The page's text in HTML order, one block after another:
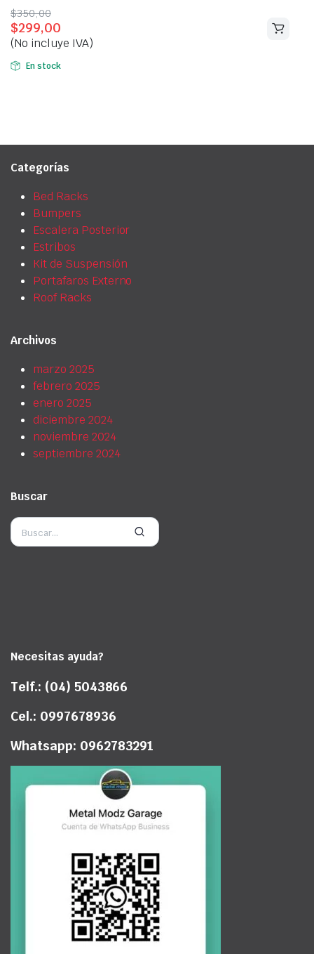
$350,00
Original
price
was:
$350,00.
$299,00
Current
price
is:
$299,00.
(No incluye IVA)
En stock
Categorías
Bed Racks
Bumpers
Escalera Posterior
Estribos
Kit de Suspensión
Portafaros Externo
Roof Racks
Archivos
marzo 2025
febrero 2025
enero 2025
diciembre 2024
noviembre 2024
septiembre 2024
Buscar
Necesitas ayuda?
Telf.: (04) 5043866
Cel.: 0997678936
Whatsapp: 0962783291